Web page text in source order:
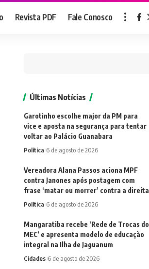
Revista PDF Fale Conosco
Últimas Notícias
Garotinho escolhe major da PM para
vice e aposta na segurança para tentar
voltar ao Palácio Guanabara
Política 6 de agosto de 2026
Vereadora Alana Passos aciona MPF
contra Janones após postagem com
frase ‘matar ou morrer’ contra a direita
Política 6 de agosto de 2026
Mangaratiba recebe ‘Rede de Trocas do
MEC’ e apresenta modelo de educação
integral na Ilha de Jaguanum
Cidades 6 de agosto de 2026